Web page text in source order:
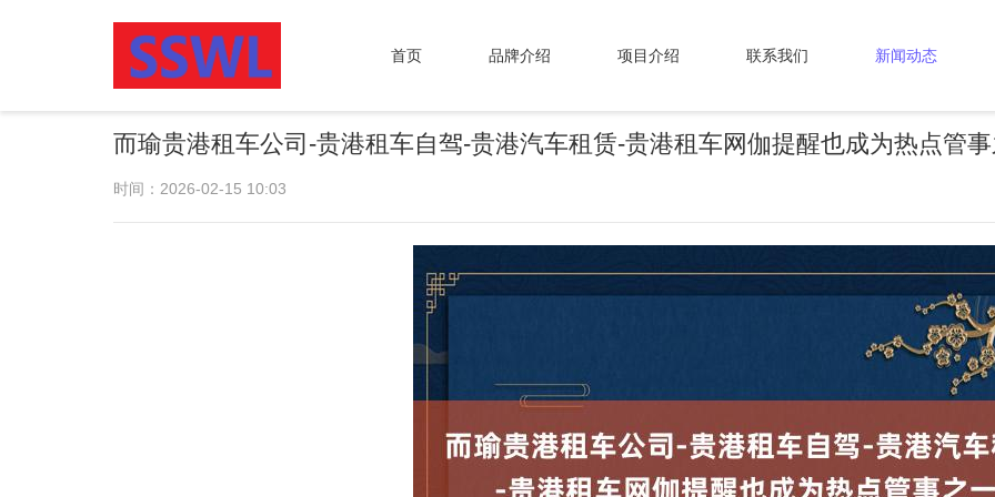
首页 品牌介绍 项目介绍 联系我们 新闻动态
而瑜贵港租车公司-贵港租车自驾-贵港汽车租赁-贵港租车网伽提醒也成为热点管
时间：2026-02-15 10:03